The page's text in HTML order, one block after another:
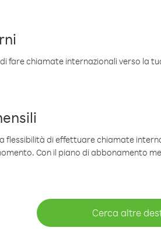
fare chiamate internazionali verso la
di effettuare chiamate
Con il piano di abbonamento
Cerca altre